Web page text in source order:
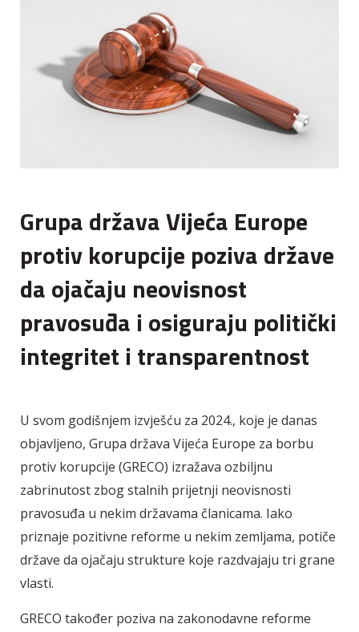
Grupa država Vijeća Europe
protiv korupcije poziva države
da ojačaju neovisnost
pravosuđa i osiguraju politički
integritet i transparentnost
U svom godišnjem izvješću za 2024., koje je danas
objavljeno, Grupa država Vijeća Europe za borbu
protiv korupcije (GRECO) izražava ozbiljnu
zabrinutost zbog stalnih prijetnji neovisnosti
pravosuđa u nekim državama članicama. Iako
priznaje pozitivne reforme u nekim zemljama, potiče
države da ojačaju strukture koje razdvajaju tri grane
vlasti.
GRECO također poziva na zakonodavne reforme